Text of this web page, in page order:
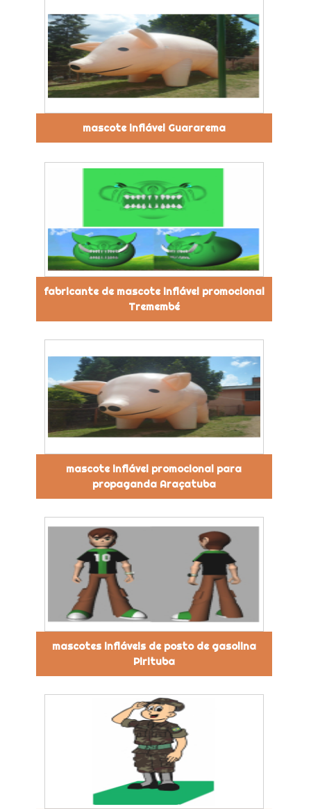
mascote inflável Guararema
fabricante de mascote inflável promocional
Tremembé
mascote inflável promocional para
propaganda Araçatuba
mascotes infláveis de posto de gasolina
Pirituba